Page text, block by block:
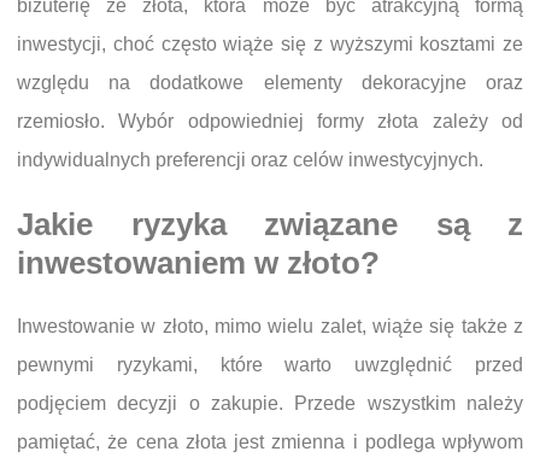
biżuterię ze złota, która może być atrakcyjną formą
inwestycji, choć często wiąże się z wyższymi kosztami ze
względu na dodatkowe elementy dekoracyjne oraz
rzemiosło. Wybór odpowiedniej formy złota zależy od
indywidualnych preferencji oraz celów inwestycyjnych.
Jakie ryzyka związane są z
inwestowaniem w złoto?
Inwestowanie w złoto, mimo wielu zalet, wiąże się także z
pewnymi ryzykami, które warto uwzględnić przed
podjęciem decyzji o zakupie. Przede wszystkim należy
pamiętać, że cena złota jest zmienna i podlega wpływom